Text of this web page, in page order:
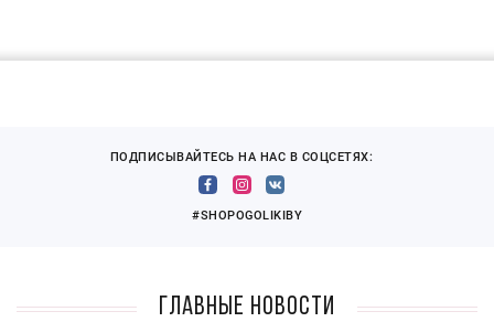
ПОДПИСЫВАЙТЕСЬ НА НАС В СОЦСЕТЯХ:
#SHOPOGOLIKIBY
Главные новости